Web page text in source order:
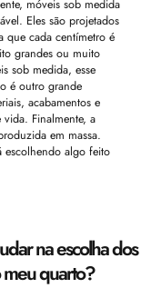
móveis sob medida
Eles são projetados
que cada centímetro é
grandes ou muito
sob medida, esse
é outro grande
acabamentos e
Finalmente, a
em massa.
escolhendo algo feito
na escolha dos
meu quarto?